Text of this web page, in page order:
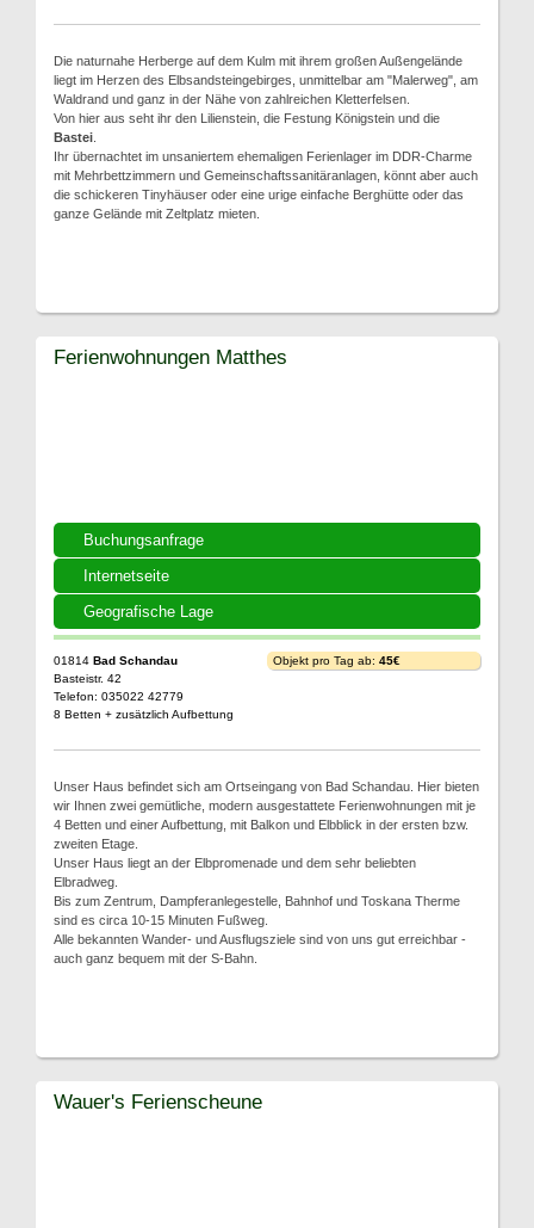
Die naturnahe Herberge auf dem Kulm mit ihrem großen Außengelände
liegt im Herzen des Elbsandsteingebirges, unmittelbar am "Malerweg", am
Waldrand und ganz in der Nähe von zahlreichen Kletterfelsen.
Von hier aus seht ihr den Lilienstein, die Festung Königstein und die
Bastei
Ihr übernachtet im unsaniertem ehemaligen Ferienlager im DDR-Charme
mit Mehrbettzimmern und Gemeinschaftssanitäranlagen, könnt aber auch
die schickeren Tinyhäuser oder eine urige einfache Berghütte oder das
ganze Gelände mit Zeltplatz mieten.
Buchungsanfrage
Internetseite
Geografische Lage
Ferienwohnungen Matthes
01814 Bad Schandau
Basteistr. 42
Telefon: 035022 42779
8 Betten + zusätzlich Aufbettung
Objekt pro Tag ab: 45€
Unser Haus befindet sich am Ortseingang von Bad Schandau. Hier bieten
wir Ihnen zwei gemütliche, modern ausgestattete Ferienwohnungen mit je
4 Betten und einer Aufbettung, mit Balkon und Elbblick in der ersten bzw.
zweiten Etage.
Unser Haus liegt an der Elbpromenade und dem sehr beliebten
Elbradweg.
Bis zum Zentrum, Dampferanlegestelle, Bahnhof und Toskana Therme
sind es circa 10-15 Minuten Fußweg.
Alle bekannten Wander- und Ausflugsziele sind von uns gut erreichbar -
auch ganz bequem mit der S-Bahn.
Wauer's Ferienscheune